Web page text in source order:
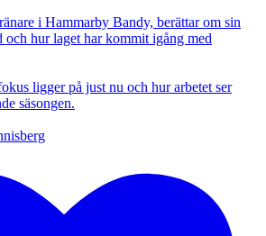
i Hammarby Bandy, berättar om sin
och hur laget har kommit igång med
ligger på just nu och hur arbetet ser
säsongen.